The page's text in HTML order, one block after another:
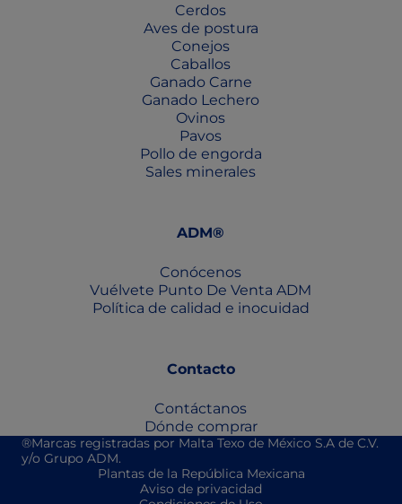
Cerdos
Aves de postura
Conejos
Caballos
Ganado Carne
Ganado Lechero
Ovinos
Pavos
Pollo de engorda
Sales minerales
ADM®
Conócenos
Vuélvete Punto De Venta ADM
Política de calidad e inocuidad
Contacto
Contáctanos
Dónde comprar
®Marcas registradas por Malta Texo de México S.A de C.V.
y/o Grupo ADM.
Plantas de la República Mexicana
Aviso de privacidad